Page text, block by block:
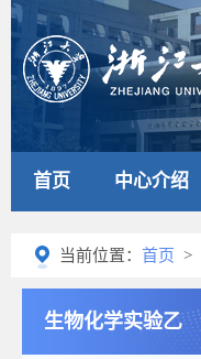
首页 中心介绍
当前位置： 首页 >
生物化学实验乙